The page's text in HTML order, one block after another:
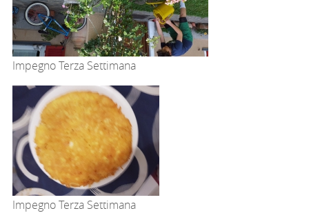
Impegno Terza Settimana
Impegno Terza Settimana